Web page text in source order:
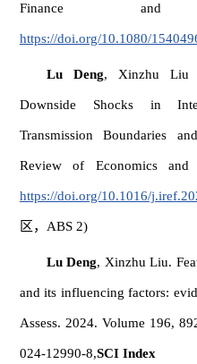
Finance
https://doi.org/10.1080/
Lu Deng, Xinzhu Liu
Downside Shocks in
Transmission Boundaries
Review of Economics and
https://doi.org/10.1016/
区，ABS 2)
Lu Deng, Xinzhu Liu.
and its influencing factors:
Assess. 2024. Volume 196,
024-12990-8,SCI Index